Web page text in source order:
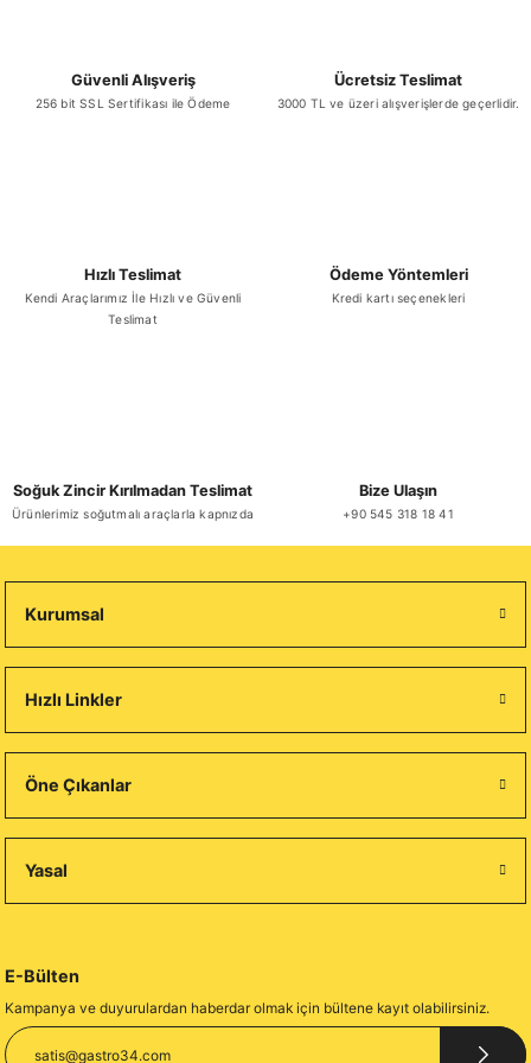
Güvenli Alışveriş
256 bit SSL Sertifikası ile Ödeme
Ücretsiz Teslimat
3000 TL ve üzeri alışverişlerde geçerlidir.
Hızlı Teslimat
Kendi Araçlarımız İle Hızlı ve Güvenli
Teslimat
Ödeme Yöntemleri
Kredi kartı seçenekleri
Soğuk Zincir Kırılmadan Teslimat
Ürünlerimiz soğutmalı araçlarla kapnızda
Bize Ulaşın
+90 545 318 18 41
Kurumsal
Hızlı Linkler
Öne Çıkanlar
Yasal
E-Bülten
Kampanya ve duyurulardan haberdar olmak için bültene kayıt olabilirsiniz.